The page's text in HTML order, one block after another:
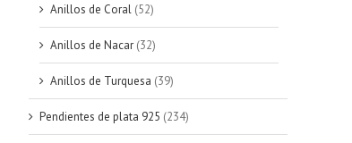
Anillos de Coral (52)
Anillos de Nacar (32)
Anillos de Turquesa (39)
Pendientes de plata 925 (234)